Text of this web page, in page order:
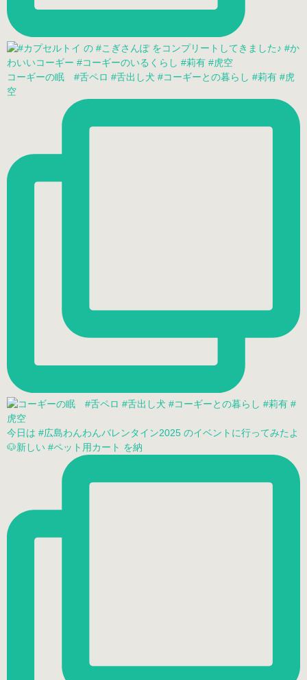
コーギーの眠 #舌ペロ #舌出し犬 #コーギーとの暮らし #莉有 #虎
空
今日は #広島わんわんバレンタイン2025 のイベントに行ってみたよ
🐶新しい #ペット用カート を納